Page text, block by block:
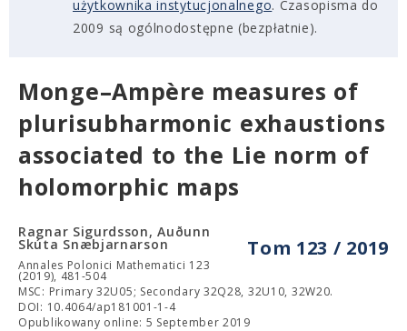
użytkownika instytucjonalnego. Czasopisma do
2009 są ogólnodostępne (bezpłatnie).
Monge–Ampère measures of
plurisubharmonic exhaustions
associated to the Lie norm of
holomorphic maps
Tom 123 / 2019
Ragnar Sigurdsson, Auðunn
Skúta Snæbjarnarson
Annales Polonici Mathematici 123
(2019), 481-504
MSC: Primary 32U05; Secondary 32Q28, 32U10, 32W20.
DOI: 10.4064/ap181001-1-4
Opublikowany online: 5 September 2019